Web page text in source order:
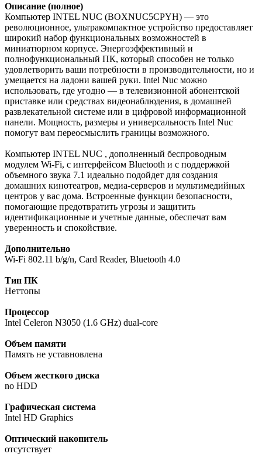
Описание (полное)
Компьютер INTEL NUC (BOXNUC5CPYH) — это
революционное, ультракомпактное устройство предоставляет
широкий набор функциональных возможностей в
миниатюрном корпусе. Энергоэффективный и
полнофункциональный ПК, который способен не только
удовлетворить ваши потребности в производительности, но и
умещается на ладони вашей руки. Intel Nuc можно
использовать, где угодно — в телевизионной абонентской
приставке или средствах видеонаблюдения, в домашней
развлекательной системе или в цифровой информационной
панели. Мощность, размеры и универсальность Intel Nuc
помогут вам переосмыслить границы возможного.
Компьютер INTEL NUC , дополненный беспроводным
модулем Wi-Fi, с интерфейсом Bluetooth и с поддержкой
объемного звука 7.1 идеально подойдет для создания
домашних кинотеатров, медиа-серверов и мультимедийных
центров у вас дома. Встроенные функции безопасности,
помогающие предотвратить угрозы и защитить
идентификационные и учетные данные, обеспечат вам
уверенность и спокойствие.
Дополнительно
Wi-Fi 802.11 b/g/n, Card Reader, Bluetooth 4.0
Тип ПК
Неттопы
Процессор
Intel Celeron N3050 (1.6 GHz) dual-core
Объем памяти
Память не уставновлена
Объем жесткого диска
no HDD
Графическая система
Intel HD Graphics
Оптический накопитель
отсутствует